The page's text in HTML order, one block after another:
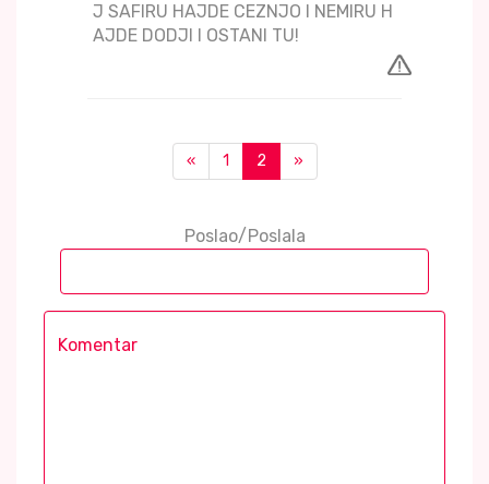
J SAFIRU HAJDE CEZNJO I NEMIRU H
AJDE DODJI I OSTANI TU!
« 1 2 »
Poslao/Poslala